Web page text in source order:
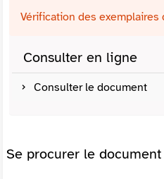
Vérification des exemplaires
Consulter en ligne
Consulter le document
Se procurer le document